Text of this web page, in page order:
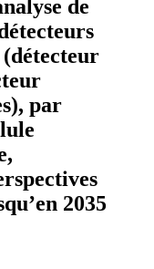
de
par
2035